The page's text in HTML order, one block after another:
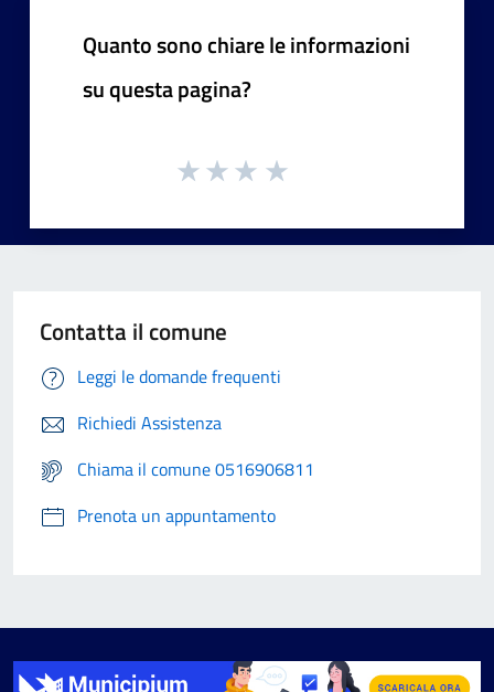
Quanto sono chiare le informazioni
su questa pagina?
Contatta il comune
Leggi le domande frequenti
Richiedi Assistenza
Chiama il comune 0516906811
Prenota un appuntamento